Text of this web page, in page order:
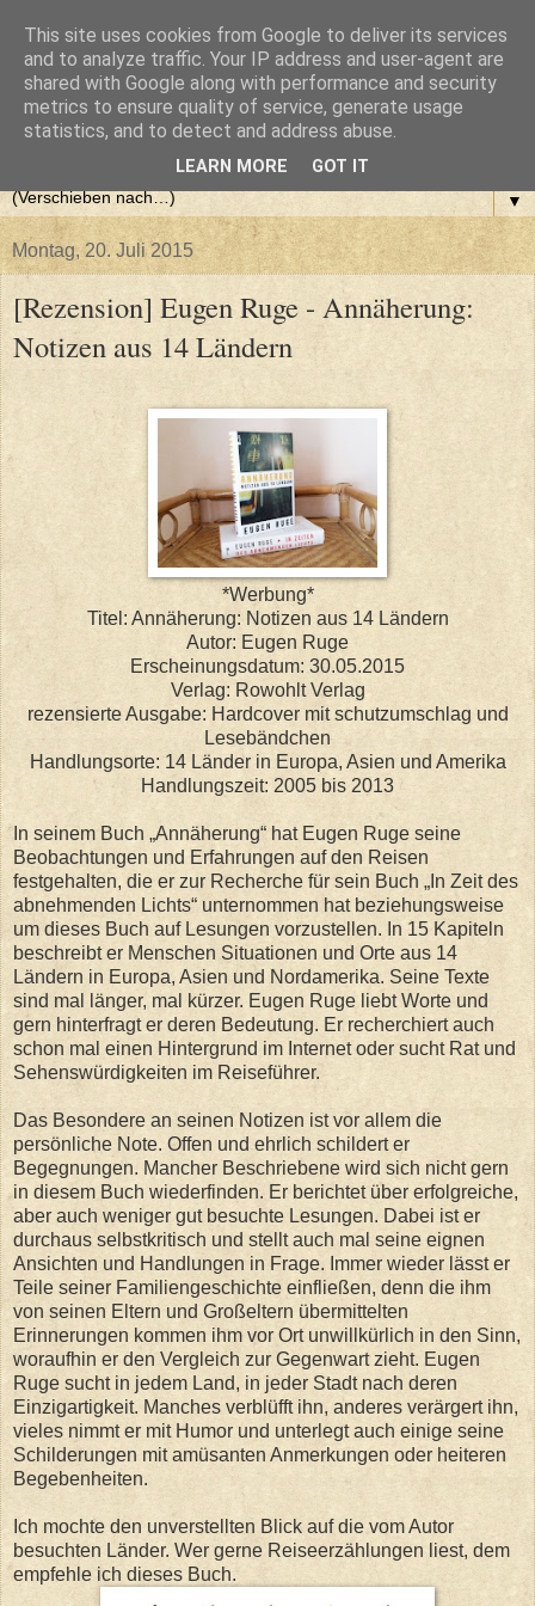
▼
Montag, 20. Juli 2015
[Rezension] Eugen Ruge - Annäherung:
Notizen aus 14 Ländern
*Werbung*
Titel: Annäherung: Notizen aus 14 Ländern
Autor: Eugen Ruge
Erscheinungsdatum: 30.05.2015
Verlag: Rowohlt Verlag
rezensierte Ausgabe: Hardcover mit schutzumschlag und
Lesebändchen
Handlungsorte: 14 Länder in Europa, Asien und Amerika
Handlungszeit: 2005 bis 2013
In seinem Buch „Annäherung“ hat Eugen Ruge seine
Beobachtungen und Erfahrungen auf den Reisen
festgehalten, die er zur Recherche für sein Buch „In Zeit des
abnehmenden Lichts“ unternommen hat beziehungsweise
um dieses Buch auf Lesungen vorzustellen. In 15 Kapiteln
beschreibt er Menschen Situationen und Orte aus 14
Ländern in Europa, Asien und Nordamerika. Seine Texte
sind mal länger, mal kürzer. Eugen Ruge liebt Worte und
gern hinterfragt er deren Bedeutung. Er recherchiert auch
schon mal einen Hintergrund im Internet oder sucht Rat und
Sehenswürdigkeiten im Reiseführer.
Das Besondere an seinen Notizen ist vor allem die
persönliche Note. Offen und ehrlich schildert er
Begegnungen. Mancher Beschriebene wird sich nicht gern
in diesem Buch wiederfinden. Er berichtet über erfolgreiche,
aber auch weniger gut besuchte Lesungen. Dabei ist er
durchaus selbstkritisch und stellt auch mal seine eignen
Ansichten und Handlungen in Frage. Immer wieder lässt er
Teile seiner Familiengeschichte einfließen, denn die ihm
von seinen Eltern und Großeltern übermittelten
Erinnerungen kommen ihm vor Ort unwillkürlich in den Sinn,
woraufhin er den Vergleich zur Gegenwart zieht. Eugen
Ruge sucht in jedem Land, in jeder Stadt nach deren
Einzigartigkeit. Manches verblüfft ihn, anderes verärgert ihn,
vieles nimmt er mit Humor und unterlegt auch einige seine
Schilderungen mit amüsanten Anmerkungen oder heiteren
Begebenheiten.
Ich mochte den unverstellten Blick auf die vom Autor
besuchten Länder. Wer gerne Reiseerzählungen liest, dem
empfehle ich dieses Buch.
This site uses cookies from Google to deliver its services
and to analyze traffic. Your IP address and user-agent are
shared with Google along with performance and security
metrics to ensure quality of service, generate usage
statistics, and to detect and address abuse.
LEARN MORE GOT IT